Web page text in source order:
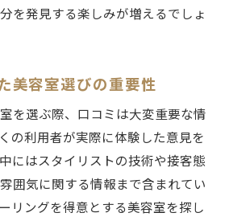
を発見する楽しみが増えるでしょ
美容室選びの重要性
を選ぶ際、口コミは大変重要な情
の利用者が実際に体験した意見を
にはスタイリストの技術や接客態
囲気に関する情報まで含まれてい
リングを得意とする美容室を探し